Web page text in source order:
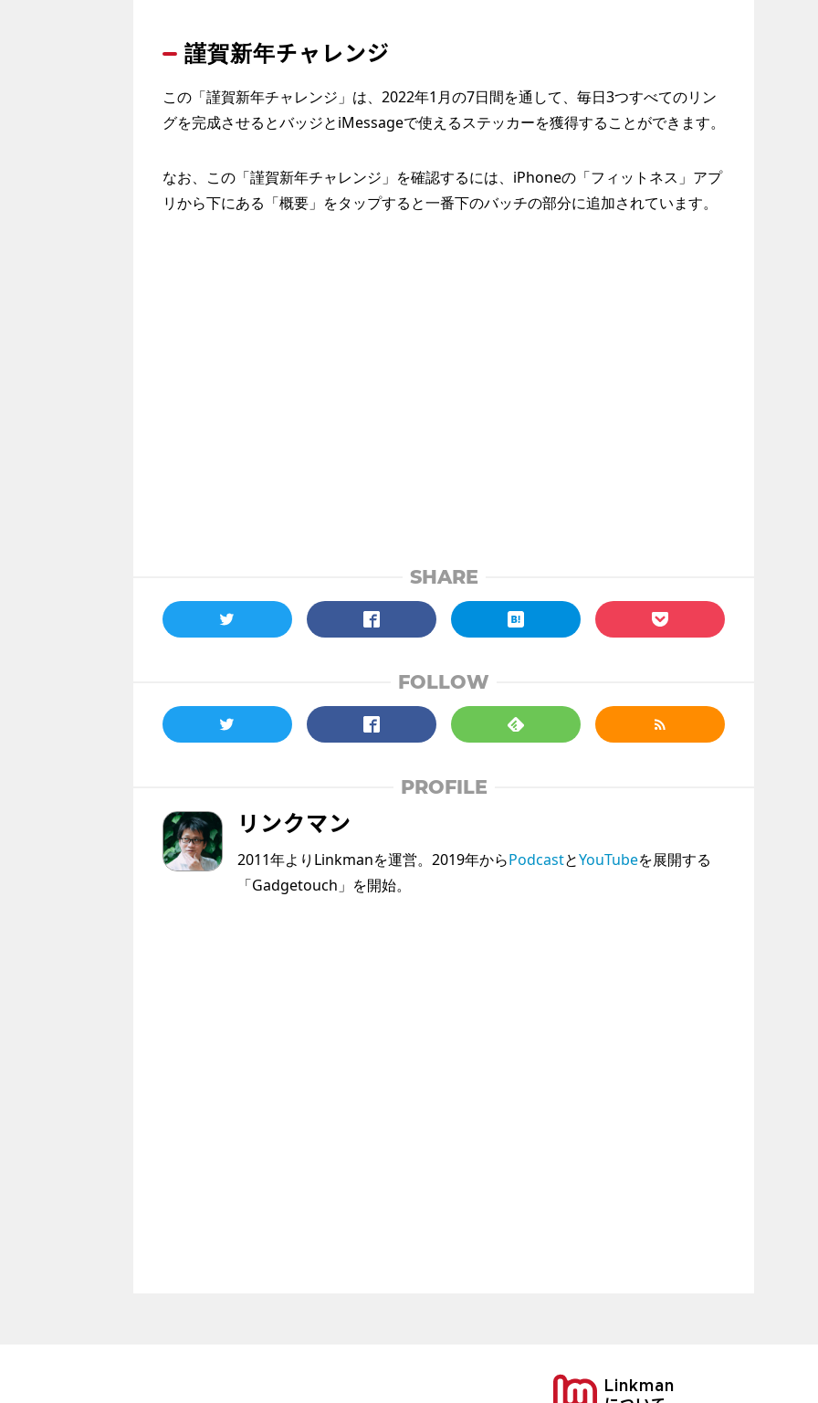
謹賀新年チャレンジ
この「謹賀新年チャレンジ」は、2022年1月の7日間を通して、毎日3つすべてのリン
グを完成させるとバッジとiMessageで使えるステッカーを獲得することができます。
なお、この「謹賀新年チャレンジ」を確認するには、iPhoneの「フィットネス」アプ
リから下にある「概要」をタップすると一番下のバッチの部分に追加されています。
SHARE
FOLLOW
PROFILE
リンクマン
2011年よりLinkmanを運営。2019年からPodcastとYouTubeを展開する
「Gadgetouch」を開始。
Linkman